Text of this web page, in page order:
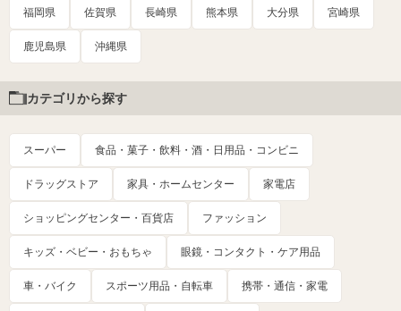
福岡県 佐賀県 長崎県 熊本県 大分県 宮崎県
鹿児島県 沖縄県
カテゴリから探す
スーパー 食品・菓子・飲料・酒・日用品・コンビニ
ドラッグストア 家具・ホームセンター 家電店
ショッピングセンター・百貨店 ファッション
キッズ・ベビー・おもちゃ 眼鏡・コンタクト・ケア用品
車・バイク スポーツ用品・自転車 携帯・通信・家電